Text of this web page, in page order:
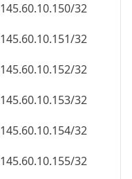
145.60.10.150/32
145.60.10.151/32
145.60.10.152/32
145.60.10.153/32
145.60.10.154/32
145.60.10.155/32